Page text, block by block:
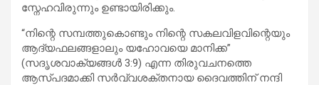
സ്നേഹവിരുന്നും ഉണ്ടായിരിക്കും.
“നിന്റെ സമ്പത്തുകൊണ്ടും നിന്റെ സകലവിളവിന്റെയും
ആദ്യഫലങ്ങളാലും യഹോവയെ മാനിക്ക”
(സദൃശവാക്യങ്ങൾ 3:9) എന്ന തിരുവചനത്തെ
ആസ്പദമാക്കി സർവ്വശക്തനായ ദൈവത്തിന് നന്ദി